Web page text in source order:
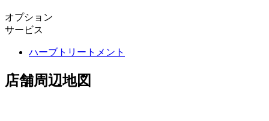
オプション
サービス
ハーブトリートメント
店舗周辺地図